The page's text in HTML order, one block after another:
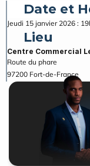
Date et
Jeudi 15 janvier 2026 :
Lieu
Centre Commercial
Route du phare
97200 Fort-de-France